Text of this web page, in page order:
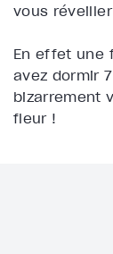
vous
En effet une
avez dormir
bizarrement
fleur !